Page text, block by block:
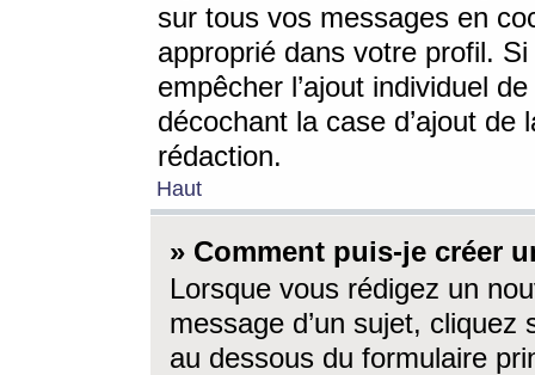
sur tous vos messages en
approprié dans votre profil.
empêcher l’ajout individuel
décochant la case d’ajout
rédaction.
Haut
» Comment puis-je créer
Lorsque vous rédigez un
message d’un sujet, cliquez
au dessous du formulaire